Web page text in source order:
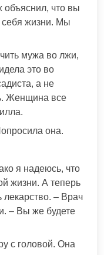
что вы
себя жизни. Мы
мужа во лжи,
это во
а не
Женщина все
она.
я надеюсь, что
жизни. А теперь
лекарство. – Врач
– Вы же будете
с головой. Она